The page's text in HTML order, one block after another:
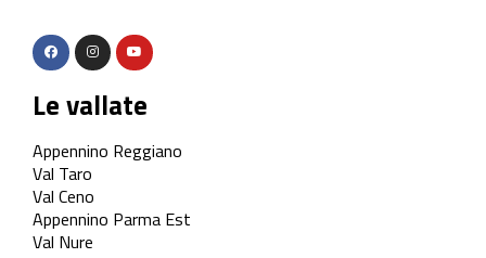
Le vallate
Appennino Reggiano
Val Taro
Val Ceno
Appennino Parma Est
Val Nure